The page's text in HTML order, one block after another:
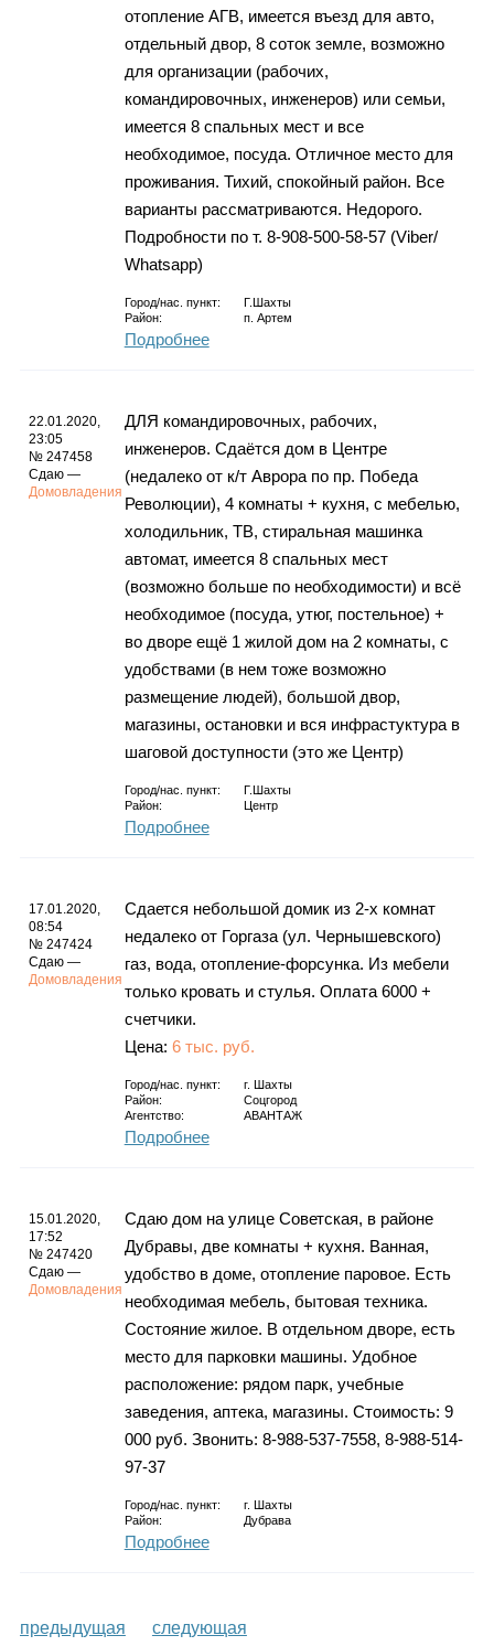
отопление АГВ, имеется въезд для авто,
отдельный двор, 8 соток земле, возможно
для организации (рабочих,
командировочных, инженеров) или семьи,
имеется 8 спальных мест и все
необходимое, посуда. Отличное место для
проживания. Тихий, спокойный район. Все
варианты рассматриваются. Недорого.
Подробности по т. 8-908-500-58-57 (Viber/
Whatsapp)
Город/нас. пункт:
Г.Шахты
Район:
п. Артем
Подробнее
22.01.2020,
23:05
№ 247458
Сдаю —
Домовладения
ДЛЯ командировочных, рабочих,
инженеров. Сдаётся дом в Центре
(недалеко от к/т Аврора по пр. Победа
Революции), 4 комнаты + кухня, с мебелью,
холодильник, ТВ, стиральная машинка
автомат, имеется 8 спальных мест
(возможно больше по необходимости) и всё
необходимое (посуда, утюг, постельное) +
во дворе ещё 1 жилой дом на 2 комнаты, с
удобствами (в нем тоже возможно
размещение людей), большой двор,
магазины, остановки и вся инфрастуктура в
шаговой доступности (это же Центр)
Город/нас. пункт:
Г.Шахты
Район:
Центр
Подробнее
17.01.2020,
08:54
№ 247424
Сдаю —
Домовладения
Сдается небольшой домик из 2-х комнат
недалеко от Горгаза (ул. Чернышевского)
газ, вода, отопление-форсунка. Из мебели
только кровать и стулья. Оплата 6000 +
счетчики.
Цена: 6 тыс. руб.
Город/нас. пункт: г.
Шахты
Район:
Соцгород
Агентство:
АВАНТАЖ
Подробнее
15.01.2020,
17:52
№ 247420
Сдаю —
Домовладения
Сдаю дом на улице Советская, в районе
Дубравы, две комнаты + кухня. Ванная,
удобство в доме, отопление паровое. Есть
необходимая мебель, бытовая техника.
Состояние жилое. В отдельном дворе, есть
место для парковки машины. Удобное
расположение: рядом парк, учебные
заведения, аптека, магазины. Стоимость: 9
000 руб. Звонить: 8-988-537-7558, 8-988-514-
97-37
Город/нас. пункт: г.
Шахты
Район:
Дубрава
Подробнее
предыдущая следующая